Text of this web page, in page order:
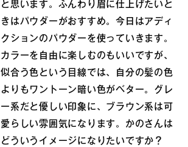
と思います。ふんわり眉に仕上げたいと
きはパウダーがおすすめ。今日はアディ
クションのパウダーを使っていきます。
カラーを自由に楽しむのもいいですが、
似合う色という目線では、自分の髪の色
よりもワントーン暗い色がベター。グレ
ー系だと優しい印象に、ブラウン系は可
愛らしい雰囲気になります。かのさんは
どういうイメージになりたいですか？